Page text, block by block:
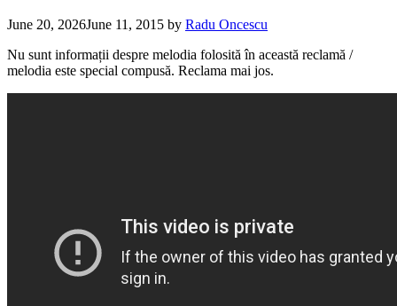
June 20, 2026June 11, 2015 by Radu Oncescu
Nu sunt informații despre melodia folosită în această reclamă /
melodia este special compusă. Reclama mai jos.